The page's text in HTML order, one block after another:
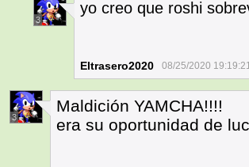
3
yo creo que roshi
Eltrasero2020 08/25/2020
3
Maldición YAMCHA!!!!
era su oportunidad de